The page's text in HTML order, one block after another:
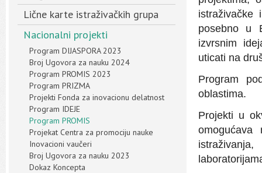
Lične karte istraživačkih grupa
Nacionalni projekti
Program DIJASPORA 2023
Broj Ugovora za nauku 2024
Program PROMIS 2023
Program PRIZMA
Projekti Fonda za inovacionu delatnost
Program IDEJE
Program PROMIS
Projekat Centra za promociju nauke
Inovacioni vaučeri
Broj Ugovora za nauku 2023
Dokaz Koncepta
istraživačke
posebno u
izvrsnim
uticati na
Program
oblastima.
Projekti u
omogućava